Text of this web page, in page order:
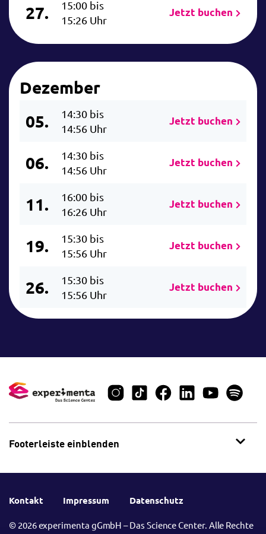
27.
15:00 bis
15:26 Uhr
Jetzt buchen
Dezember
05.
14:30 bis
14:56 Uhr
Jetzt buchen
06.
14:30 bis
14:56 Uhr
Jetzt buchen
11.
16:00 bis
16:26 Uhr
Jetzt buchen
19.
15:30 bis
15:56 Uhr
Jetzt buchen
26.
15:30 bis
15:56 Uhr
Jetzt buchen
Footerleiste einblenden
Kontakt Impressum Datenschutz
© 2026 experimenta gGmbH – Das Science Center. Alle Rechte